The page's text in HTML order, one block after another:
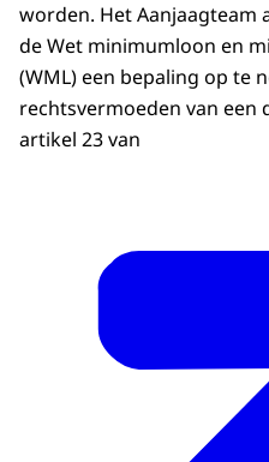
worden. Het Aanjaagteam
de Wet minimumloon en
(WML) een bepaling op te
rechtsvermoeden van een
artikel 23 van